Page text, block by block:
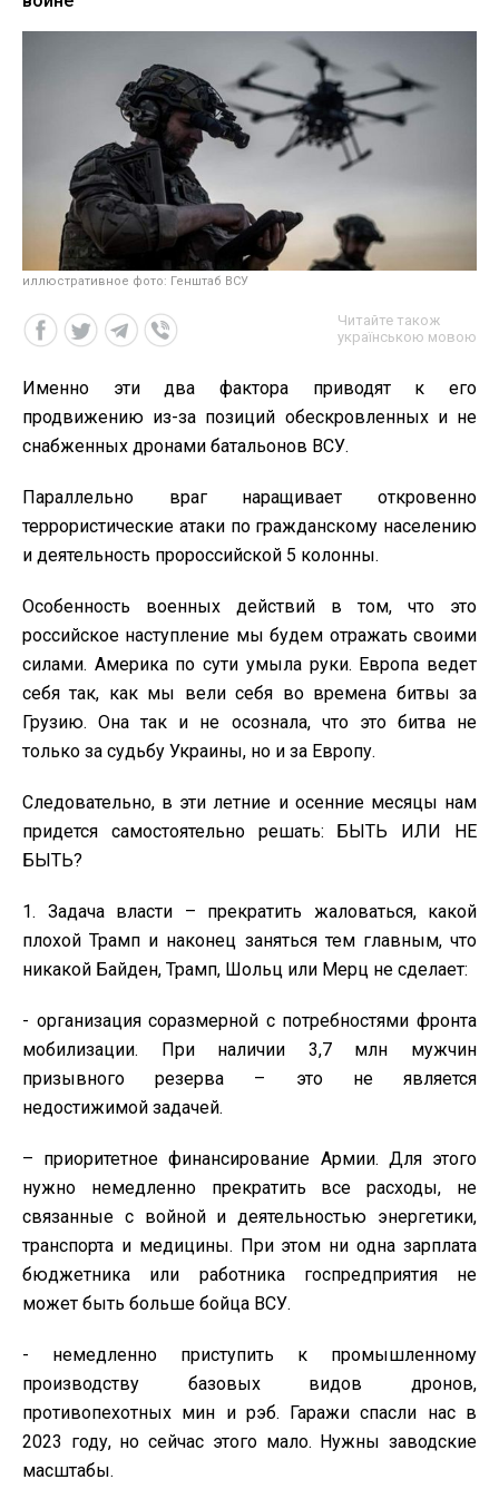
иллюстративное фото: Генштаб ВСУ
Читайте також
українською мовою
Именно эти два фактора приводят к его
продвижению из-за позиций обескровленных и не
снабженных дронами батальонов ВСУ.
Параллельно враг наращивает откровенно
террористические атаки по гражданскому населению
и деятельность пророссийской 5 колонны.
Особенность военных действий в том, что это
российское наступление мы будем отражать своими
силами. Америка по сути умыла руки. Европа ведет
себя так, как мы вели себя во времена битвы за
Грузию. Она так и не осознала, что это битва не
только за судьбу Украины, но и за Европу.
Следовательно, в эти летние и осенние месяцы нам
придется самостоятельно решать: БЫТЬ ИЛИ НЕ
БЫТЬ?
1. Задача власти – прекратить жаловаться, какой
плохой Трамп и наконец заняться тем главным, что
никакой Байден, Трамп, Шольц или Мерц не сделает:
- организация соразмерной с потребностями фронта
мобилизации. При наличии 3,7 млн мужчин
призывного резерва – это не является
недостижимой задачей.
– приоритетное финансирование Армии. Для этого
нужно немедленно прекратить все расходы, не
связанные с войной и деятельностью энергетики,
транспорта и медицины. При этом ни одна зарплата
бюджетника или работника госпредприятия не
может быть больше бойца ВСУ.
- немедленно приступить к промышленному
производству базовых видов дронов,
противопехотных мин и рэб. Гаражи спасли нас в
2023 году, но сейчас этого мало. Нужны заводские
масштабы.